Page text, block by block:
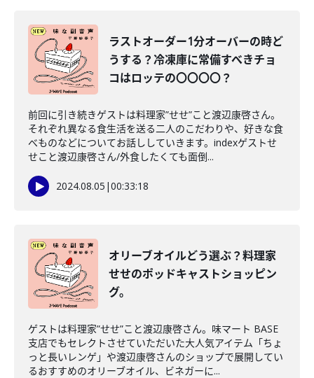
ラストオーダー1分オーバーの時ど
うする？冷凍庫に常備すべきチョ
コはロッテの〇〇〇〇？
前回に引き続きゲストは料理家”せせ”こと渡辺康啓さん。
それぞれ異なる食生活を送る二人のこだわりや、好きな食
べものなどについてお話ししていきます。indexゲストせ
せこと渡辺康啓さん/外食したくても面倒...
2024.08.05 |00:33:18
オリーブオイルどう選ぶ？料理家
せせのポッドキャストショッピン
グ。
ゲストは料理家”せせ”こと渡辺康啓さん。味マート BASE
支店でもセレクトさせていただいた大人気アイテム「ちょ
っと長いレンゲ」や渡辺康啓さんのショップで展開してい
るおすすめのオリーブオイル、ビネガーに...